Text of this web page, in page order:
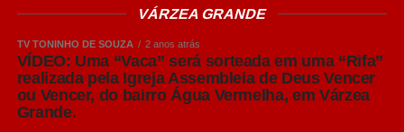
American Lager: o estilo que muitos brasileiros chamam
de Pilsen
No Brasil, é comum que cervejas do estilo American
Lager sejam chamadas popularmente de “Pilsen”. Apesar
VÁRZEA GRANDE
TV TONINHO DE SOUZA 2 anos atrás
VÍDEO: Uma “Vaca” será sorteada em uma “Rifa”
realizada pela Igreja Assembleia de Deus Vencer
ou Vencer, do bairro Água Vermelha, em Várzea
Grande.